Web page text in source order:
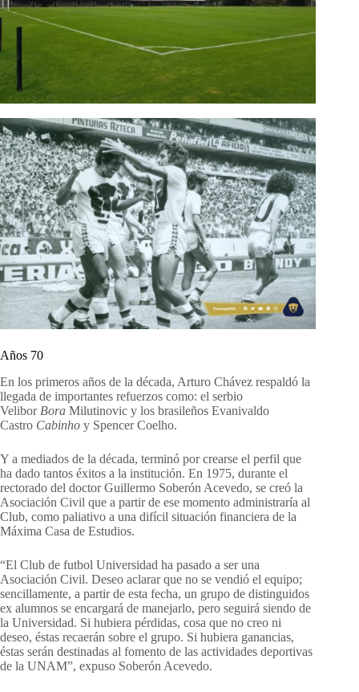
Años 70
En los primeros años de la década, Arturo Chávez respaldó la
llegada de importantes refuerzos como: el serbio
Velibor Bora Milutinovic y los brasileños Evanivaldo
Castro Cabinho y Spencer Coelho.
Y a mediados de la década, terminó por crearse el perfil que
ha dado tantos éxitos a la institución. En 1975, durante el
rectorado del doctor Guillermo Soberón Acevedo, se creó la
Asociación Civil que a partir de ese momento administraría al
Club, como paliativo a una difícil situación financiera de la
Máxima Casa de Estudios.
“El Club de futbol Universidad ha pasado a ser una
Asociación Civil. Deseo aclarar que no se vendió el equipo;
sencillamente, a partir de esta fecha, un grupo de distinguidos
ex alumnos se encargará de manejarlo, pero seguirá siendo de
la Universidad. Si hubiera pérdidas, cosa que no creo ni
deseo, éstas recaerán sobre el grupo. Si hubiera ganancias,
éstas serán destinadas al fomento de las actividades deportivas
de la UNAM”, expuso Soberón Acevedo.